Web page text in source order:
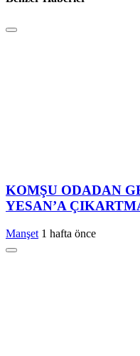
KOMŞU ODADAN
YESAN’A
Manşet 1 hafta önce